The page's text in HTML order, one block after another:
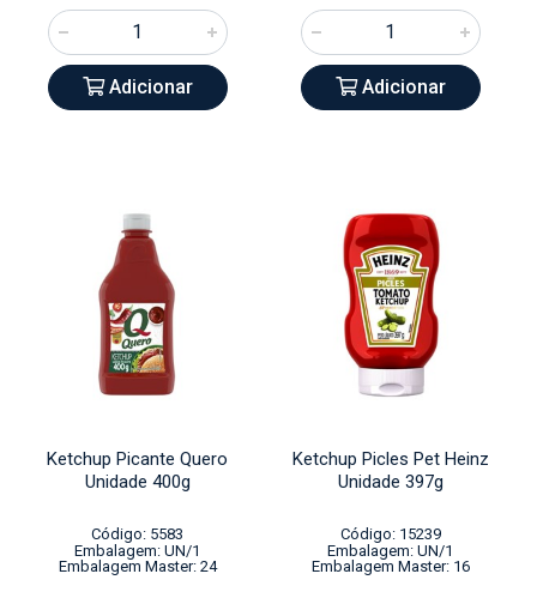
Adicionar Adicionar
Ketchup Picante Quero
Unidade 400g
Código: 5583
Embalagem: UN/1
Embalagem Master: 24
Ketchup Picles Pet Heinz
Unidade 397g
Código: 15239
Embalagem: UN/1
Embalagem Master: 16